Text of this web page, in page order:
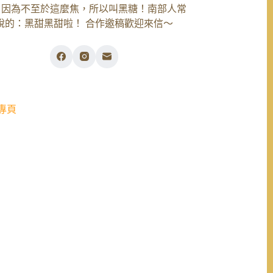
為不至於這麼焦，所以叫黑糖！南部人常
的：黑甜黑甜啦！ 合作邀稿歡迎來信～
頁